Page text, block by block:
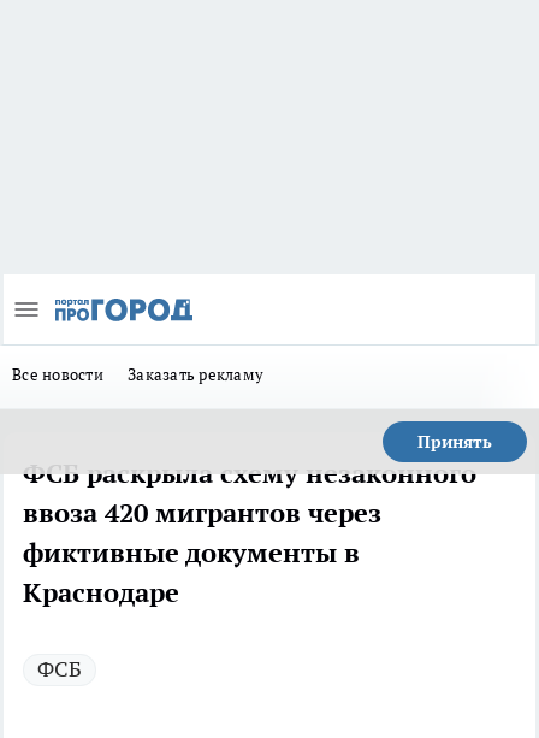
Все новости Заказать рекламу
Принять
ФСБ раскрыла схему незаконного
ввоза 420 мигрантов через
фиктивные документы в
Краснодаре
ФСБ